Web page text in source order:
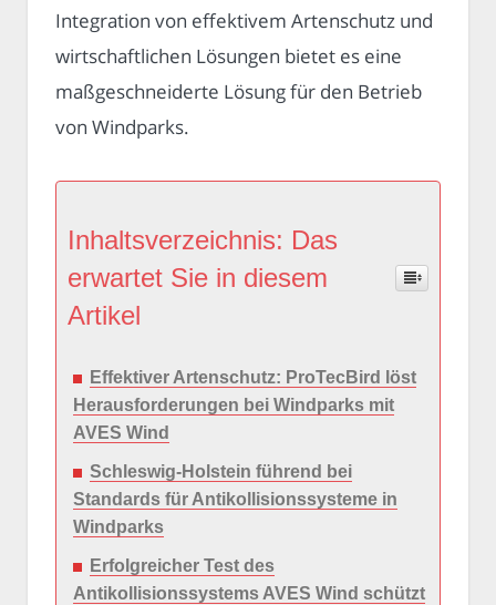
Integration von effektivem Artenschutz und
wirtschaftlichen Lösungen bietet es eine
maßgeschneiderte Lösung für den Betrieb
von Windparks.
Inhaltsverzeichnis: Das
erwartet Sie in diesem
Artikel
Effektiver Artenschutz: ProTecBird löst
Herausforderungen bei Windparks mit
AVES Wind
Schleswig-Holstein führend bei
Standards für Antikollisionssysteme in
Windparks
Erfolgreicher Test des
Antikollisionssystems AVES Wind schützt